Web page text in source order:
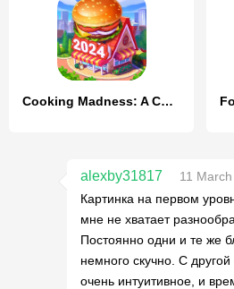
Cooking Madness: A Chef's Game
alexby31817
11
Картинка на первом
мне не хватает
Постоянно одни и те же
немного скучно. С
очень интуитивное, и